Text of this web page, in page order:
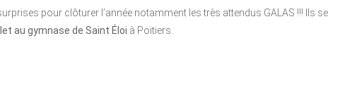
pour clôturer l’année notamment les très attendus GALAS !!! Ils se
au gymnase de Saint Éloi à Poitiers.